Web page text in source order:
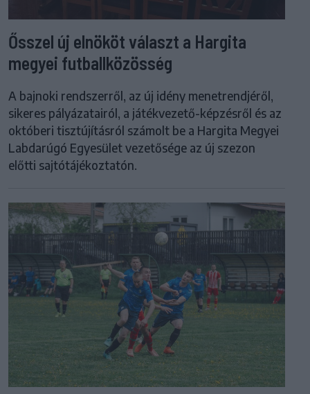
Ősszel új elnököt választ a Hargita
megyei futballközösség
A bajnoki rendszerről, az új idény menetrendjéről,
sikeres pályázatairól, a játékvezető-képzésről és az
októberi tisztújításról számolt be a Hargita Megyei
Labdarúgó Egyesület vezetősége az új szezon
előtti sajtótájékoztatón.